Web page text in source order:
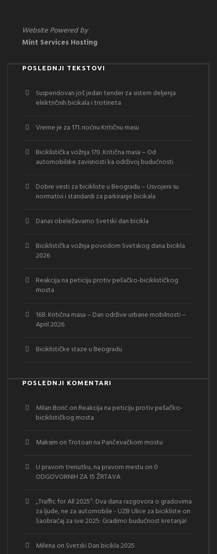
Website Powered by
Mint Services Hosting
POSLEDNJI TEKSTOVI
Suspendovan još jedan tender za sistem deljenja
električnih bicikala i trotineta
Vreme je za 171. noćnu Kritičnu masu
Biciklistička vožnja 170. Kritična masa – Od
automobilske zavisnosti ka održivoj budućnosti
Dobre vesti za bicikliste u Beogradu – Usvojeni su
normativi i standardi za parkiranje bicikala
Danas obeležavamo Svetski dan bicikla
Biciklistička vožnja povodom Svetskog dana bicikla
2026
Reakcija na peticiju protiv pešačko-biciklističkog
mosta
168. Kritična masa – Dan održive urbane mobilnosti –
April 2026
Biciklističke staze u Beogradu
POSLEDNJI KOMENTARI
Milan Borić on Reakcija na peticiju protiv pešačko-
biciklističkog mosta
Maksim onTrotoari na Pančevačkom mostu
U pravom trenutku, na pravom mestu on 0
ODGOVORNIH ZA 15 ŽRTAVA
„Traffic for All 2025“: Dva dana razgovora o gradovima
za ljude, ne za automobile - UZB Ulice za bicikliste on
Saobraćaj za sve 2025: Gradimo budućnost kretanja!
Milena on Svetski Dan bicikla 2025